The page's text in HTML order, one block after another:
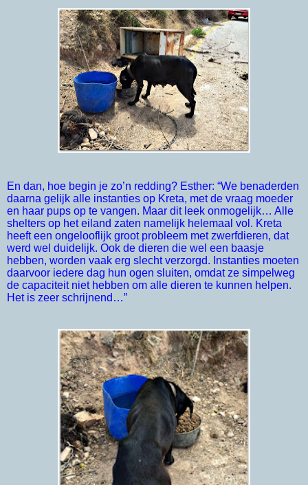
En dan, hoe begin je zo’n redding? Esther: “We benaderden
daarna gelijk alle instanties op Kreta, met de vraag moeder
en haar pups op te vangen. Maar dit leek onmogelijk… Alle
shelters op het eiland zaten namelijk helemaal vol. Kreta
heeft een ongelooflijk groot probleem met zwerfdieren, dat
werd wel duidelijk. Ook de dieren die wel een baasje
hebben, worden vaak erg slecht verzorgd. Instanties moeten
daarvoor iedere dag hun ogen sluiten, omdat ze simpelweg
de capaciteit niet hebben om alle dieren te kunnen helpen.
Het is zeer schrijnend…”